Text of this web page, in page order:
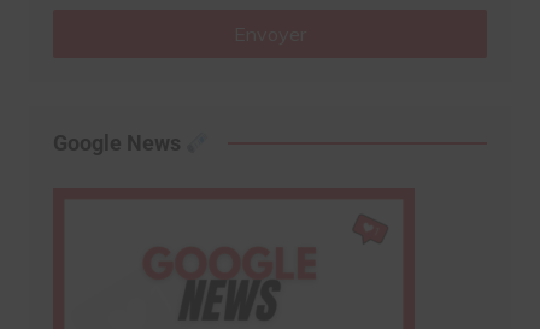
Google News